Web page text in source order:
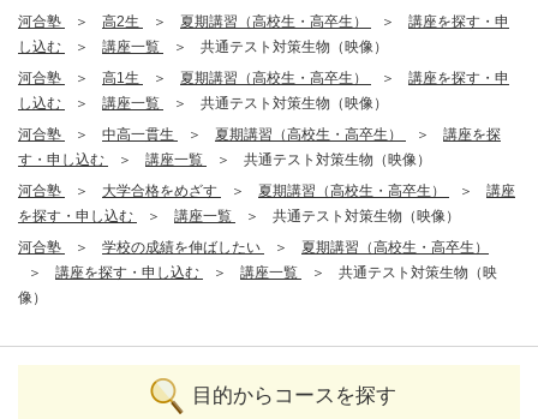
河合塾
高2生 夏期講習（高校生・高卒生）
講座を探す・申
し込む
講座一覧
共通テスト対策生物（映像）
河合塾
高1生 夏期講習（高校生・高卒生）
講座を探す・申
し込む
講座一覧
共通テスト対策生物（映像）
河合塾
中高一貫生 夏期講習（高校生・高卒生）
講座を探
す・申し込む
講座一覧
共通テスト対策生物（映像）
河合塾
大学合格をめざす 夏期講習（高校生・高卒生）
講座
を探す・申し込む
講座一覧
共通テスト対策生物（映像）
河合塾
学校の成績を伸ばしたい
夏期講習（高校生・高卒生）
講座を探す・申し込む
講座一覧
共通テスト対策生物（映
像）
目的からコースを探す